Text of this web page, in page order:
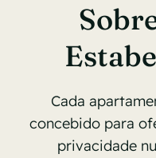
Cada
concebido para
privacidade